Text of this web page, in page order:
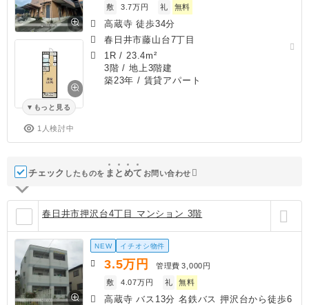
もっと見る
1人検討中
敷
3.7万円 礼 無料
高蔵寺 徒歩34分
春日井市藤山台7丁目
1R / 23.4m²
3階 / 地上3階建
築23年 / 賃貸アパート
チェック したものを ま と めて お問い合わせ
春日井市押沢台4丁目 マンション 3階
NEW イチオシ物件
3.5万円 管理費 3,000円
敷
4.07万円 礼 無料
高蔵寺 バス13分 名鉄バス 押沢台から徒歩6